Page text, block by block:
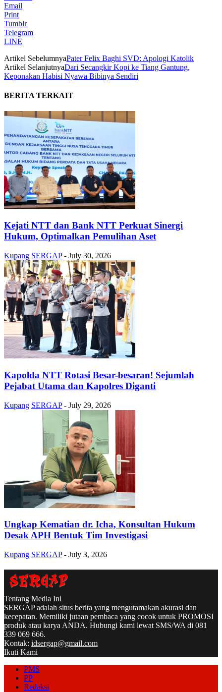
Email
Print
Tumblr
Telegram
LINE
Artikel SebelumnyaPater Felix Baghi SVD: Apologi Katolik
Artikel SelanjutnyaDari Secangkir Kopi ke Tiang Gantung,
Keponakan Habisi Nyawa Bibinya Sendiri
BERITA TERKAIT
Kejati NTT dan Bank NTT Perkuat Sinergi
Hukum, Optimalkan Pemulihan Aset
Kupang SERGAP - July 30, 2026
Kapolda NTT Rotasi Besar-besaran! Sejumlah
Pejabat Utama dan Kapolres Diganti
Kupang SERGAP - July 29, 2026
Ungkap Kematian dr. Icha, Konsultan Hukum
Desak APH Bentuk Tim Investigasi
Kupang SERGAP - July 3, 2026
Tentang Media Ini
SERGAP adalah situs berita yang mengutamakan akurasi dan
kecepatan. Memiliki jutaan pembaca yang cocok untuk PROMOSI
produk atau karya ANDA. Hubungi kami lewat SMS/WA di 081
339 069 666.
Kontak: idsergap@gmail.com
Ikuti Kami
PMS
PP
Redaksi